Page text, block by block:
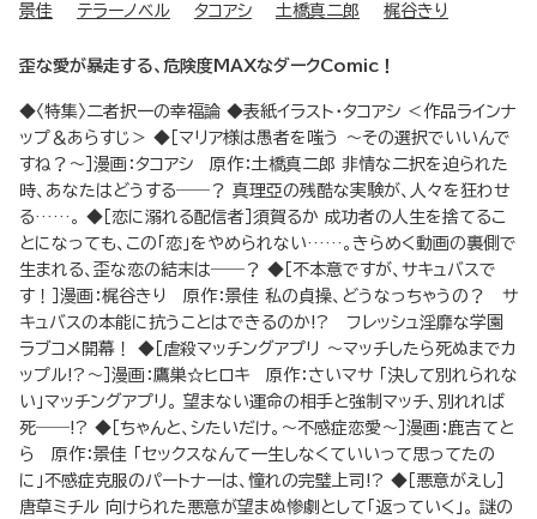
景佳
テラーノベル タコアシ 土橋真二郎 梶谷きり
歪な愛が暴走する、危険度MAXなダークComic！
◆〈特集〉二者択一の幸福論 ◆表紙イラスト・タコアシ ＜作品ラインナ
ップ＆あらすじ＞ ◆［マリア様は愚者を嗤う ～その選択でいいんで
すね？～］漫画：タコアシ 原作：土橋真二郎 非情な二択を迫られた
時、あなたはどうする――？ 真理亞の残酷な実験が、人々を狂わせ
る……。 ◆［恋に溺れる配信者］須賀るか 成功者の人生を捨てるこ
とになっても、この「恋」をやめられない……。きらめく動画の裏側で
生まれる、歪な恋の結末は――？ ◆［不本意ですが、サキュバスで
す！］漫画：梶谷きり 原作：景佳 私の貞操、どうなっちゃうの？ サ
キュバスの本能に抗うことはできるのか!? フレッシュ淫靡な学園
ラブコメ開幕！ ◆［虐殺マッチングアプリ ～マッチしたら死ぬまでカ
ップル!?～］漫画：鷹巣☆ヒロキ 原作：さいマサ 「決して別れられな
い」マッチングアプリ。 望まない運命の相手と強制マッチ、別れれば
死――!? ◆［ちゃんと、シたいだけ。～不感症恋愛～］漫画：鹿吉てと
ら 原作：景佳 「セックスなんて一生しなくていいって思ってたの
に」不感症克服のパートナーは、憧れの完璧上司!? ◆［悪意がえし］
唐草ミチル 向けられた悪意が望まぬ惨劇として「返っていく」。 謎の